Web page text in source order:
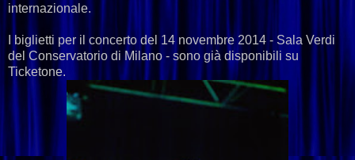
internazionale.
I biglietti per il concerto del 14 novembre 2014 - Sala Verdi
del Conservatorio di Milano - sono già disponibili su
Ticketone.